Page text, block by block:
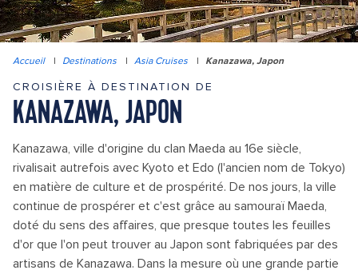
Accueil | Destinations | Asia Cruises | Kanazawa, Japon
CROISIÈRE À DESTINATION DE
KANAZAWA, JAPON
Kanazawa, ville d'origine du clan Maeda au 16e siècle,
rivalisait autrefois avec Kyoto et Edo (l'ancien nom de Tokyo)
en matière de culture et de prospérité. De nos jours, la ville
continue de prospérer et c'est grâce au samouraï Maeda,
doté du sens des affaires, que presque toutes les feuilles
d'or que l'on peut trouver au Japon sont fabriquées par des
artisans de Kanazawa. Dans la mesure où une grande partie